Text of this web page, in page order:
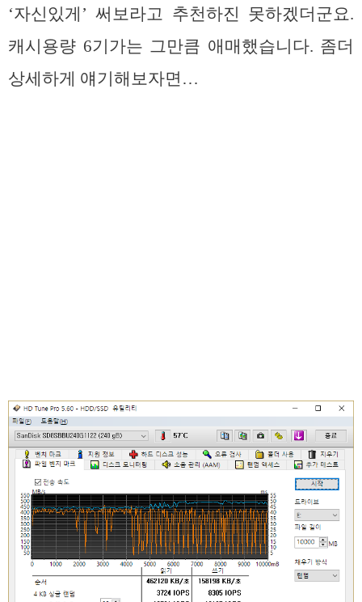
‘자신있게’ 써보라고 추천하진 못하겠더군요.
캐시용량 6기가는 그만큼 애매했습니다. 좀더
상세하게 얘기해보자면…